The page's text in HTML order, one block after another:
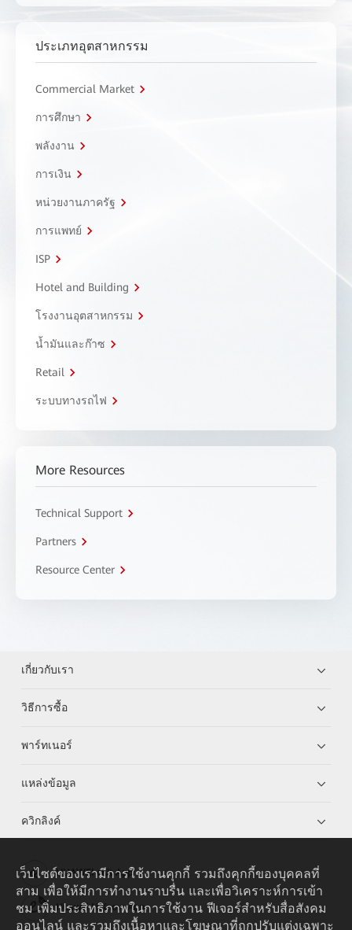
ประเภทอุตสาหกรรม
Commercial Market
การศึกษา
พลังงาน
การเงิน
หน่วยงานภาครัฐ
การแพทย์
ISP
Hotel and Building
โรงงานอุตสาหกรรม
น้ำมันและก๊าซ
Retail
ระบบทางรถไฟ
More Resources
Technical Support
Partners
Resource Center
เกี่ยวกับเรา
วิธีการซื้อ
พาร์ทเนอร์
แหล่งข้อมูล
ควิกลิงค์
HUAWEI eKit App
Huawei HiKnow App
เว็บไซต์ของเรามีการใช้งานคุกกี้ รวมถึงคุกกี้ของบุคคลที่
สาม เพื่อให้มีการทำงานราบรื่น และเพื่อวิเคราะห์การเข้า
ชม เพิ่มประสิทธิภาพในการใช้งาน ฟีเจอร์สำหรับสื่อสังคม
ออนไลน์ และรวมถึงเนื้อหาและโฆษณาที่ถูกปรับแต่งเฉพาะ